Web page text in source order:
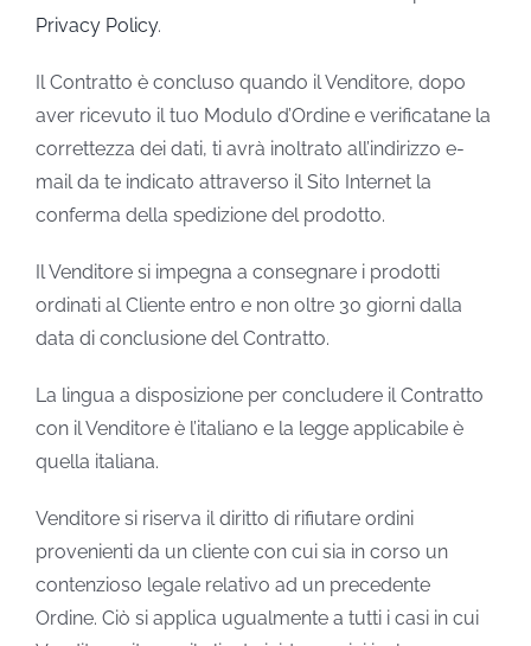
Privacy Policy.
Il Contratto è concluso quando il Venditore, dopo
aver ricevuto il tuo Modulo d’Ordine e verificatane la
correttezza dei dati, ti avrà inoltrato all’indirizzo e-
mail da te indicato attraverso il Sito Internet la
conferma della spedizione del prodotto.
Il Venditore si impegna a consegnare i prodotti
ordinati al Cliente entro e non oltre 30 giorni dalla
data di conclusione del Contratto.
La lingua a disposizione per concludere il Contratto
con il Venditore è l’italiano e la legge applicabile è
quella italiana.
Venditore si riserva il diritto di rifiutare ordini
provenienti da un cliente con cui sia in corso un
contenzioso legale relativo ad un precedente
Ordine. Ciò si applica ugualmente a tutti i casi in cui